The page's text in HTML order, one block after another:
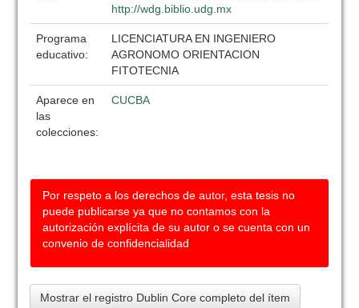
http://wdg.biblio.udg.mx
Programa
educativo:
LICENCIATURA EN INGENIERO
AGRONOMO ORIENTACION
FITOTECNIA
Aparece en
las
colecciones:
CUCBA
Por respeto a los derechos de autor, esta tesis no
puede publicarse ya que no contamos con la
autorización explícita de su autor o se cuenta con un
convenio de confidencialidad
Mostrar el registro Dublin Core completo del ítem